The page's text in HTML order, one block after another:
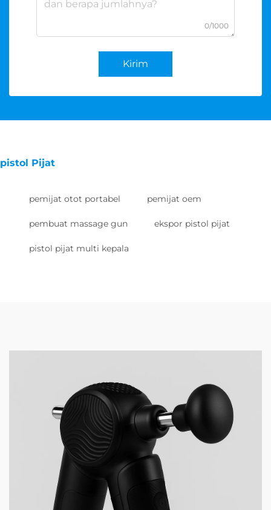
0/1000
Kirim
pistol Pijat
pemijat otot portabel pemijat oem
pembuat massage gun ekspor pistol pijat
pistol pijat multi kepala